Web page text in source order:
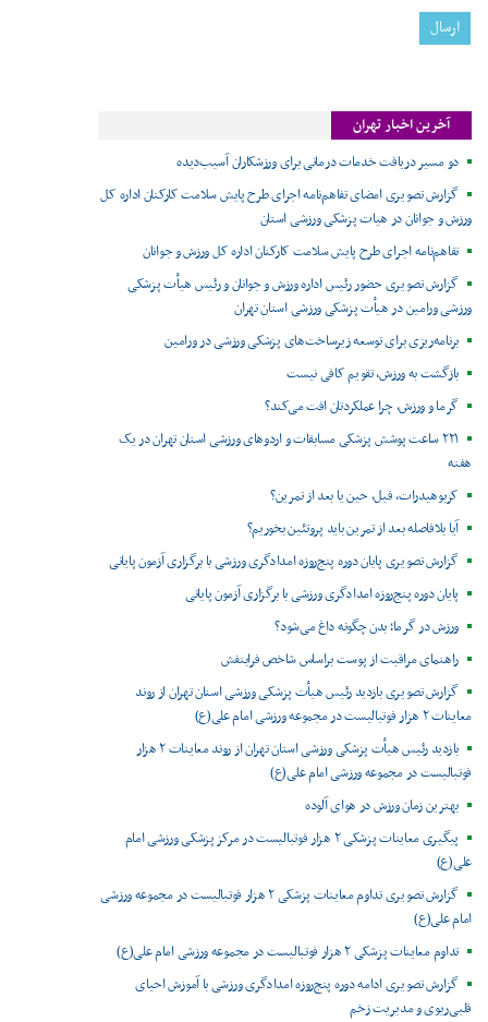
آخرین اخبار تهران
دو مسیر دریافت خدمات درمانی برای ورزشکاران آسیب‌دیده
گزارش تصویری امضای تفاهم‌نامه اجرای طرح پایش سلامت کارکنان اداره کل
ورزش و جوانان در هیات پزشکی ورزشی استان
تفاهم‌نامه اجرای طرح پایش سلامت کارکنان اداره کل ورزش و جوانان
گزارش تصویری حضور رئیس اداره ورزش و جوانان و رئیس هیأت پزشکی
ورزشی ورامین در هیأت پزشکی ورزشی استان تهران
برنامه‌ریزی برای توسعه زیرساخت‌های پزشکی ورزشی در ورامین
بازگشت به ورزش، تقویم کافی نیست
گرما و ورزش، چرا عملکردتان افت می‌کند؟
۲۲۱ ساعت پوشش پزشکی مسابقات و اردوهای ورزشی استان تهران در یک
هفته
کربوهیدرات، قبل، حین یا بعد از تمرین؟
آیا بلافاصله بعد از تمرین باید پروتئین بخوریم؟
گزارش تصویری پایان دوره پنج‌روزه امدادگری ورزشی با برگزاری آزمون پایانی
پایان دوره پنج‌روزه امدادگری ورزشی با برگزاری آزمون پایانی
ورزش در گرما؛ بدن چگونه داغ می‌شود؟
راهنمای مراقبت از پوست براساس شاخص فرابنفش
گزارش تصویری بازدید رئیس هیأت پزشکی ورزشی استان تهران از روند
معاینات ۲ هزار فوتبالیست در مجموعه ورزشی امام علی(ع)
بازدید رئیس هیأت پزشکی ورزشی استان تهران از روند معاینات ۲ هزار
فوتبالیست در مجموعه ورزشی امام علی(ع)
بهترین زمان ورزش در هوای آلوده
پیگیری معاینات پزشکی ۲ هزار فوتبالیست در مرکز پزشکی ورزشی امام
علی(ع)
گزارش تصویری تداوم معاینات پزشکی ۲ هزار فوتبالیست در مجموعه ورزشی
امام علی(ع)
تداوم معاینات پزشکی ۲ هزار فوتبالیست در مجموعه ورزشی امام علی(ع)
گزارش تصویری ادامه دوره پنج‌روزه امدادگری ورزشی با آموزش احیای
قلبی‌ریوی و مدیریت زخم